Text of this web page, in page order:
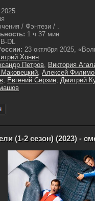
2025
/ Фэнтези / .
1 ч 37 мин
DL
23 октября 2025,
Хонин
Петров, Виктория
, Алексей
, Евгений Серзин, Дмитрий
(1-2 сезон) (2023) -